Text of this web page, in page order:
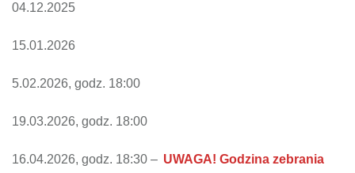
04.12.2025
15.01.2026
5.02.2026, godz. 18:00
19.03.2026, godz. 18:00
16.04.2026, godz. 18:30 – UWAGA! Godzina zebrania